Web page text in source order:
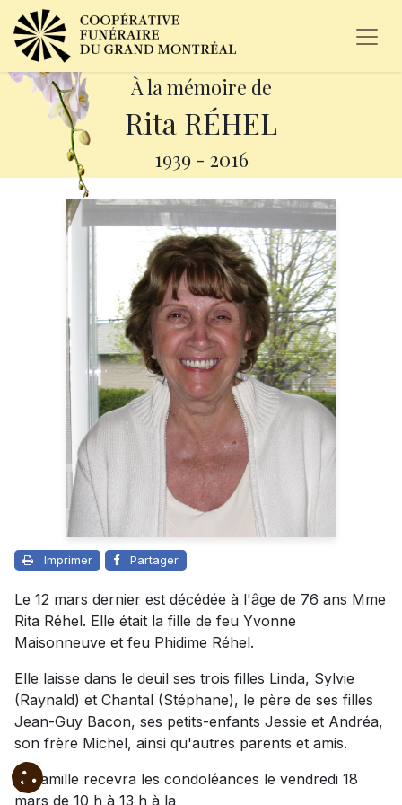
À la mémoire de
Rita RÉHEL
1939 - 2016
Imprimer Partager
Le 12 mars dernier est décédée à l'âge de 76 ans Mme
Rita Réhel. Elle était la fille de feu Yvonne
Maisonneuve et feu Phidime Réhel.
Elle laisse dans le deuil ses trois filles Linda, Sylvie
(Raynald) et Chantal (Stéphane), le père de ses filles
Jean-Guy Bacon, ses petits-enfants Jessie et Andréa,
son frère Michel, ainsi qu'autres parents et amis.
La famille recevra les condoléances le vendredi 18
mars de 10 h à 13 h à la